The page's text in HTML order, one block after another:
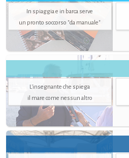
In spiaggia e in barca serve
un pronto soccorso "da manuale"
L'insegnante che spiega
il mare come nessun altro